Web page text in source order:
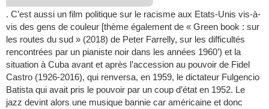
. C’est aussi un film politique sur le racisme aux Etats-Unis vis-à-
vis des gens de couleur [thème également de « Green book : sur
les routes du sud » (2018) de Peter Farrelly, sur les difficultés
rencontrées par un pianiste noir dans les années 1960’) et la
situation à Cuba avant et après l’accession au pouvoir de Fidel
Castro (1926-2016), qui renversa, en 1959, le dictateur Fulgencio
Batista qui avait pris le pouvoir par un coup d’état en 1952. Le
jazz devint alors une musique bannie car américaine et donc